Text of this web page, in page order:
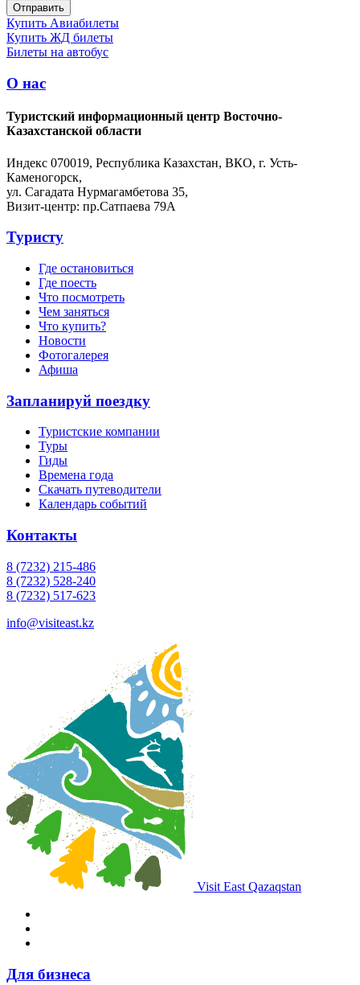
Купить Авиабилеты
Купить ЖД билеты
Билеты на автобус
О нас
Туристский информационный центр Восточно-
Казахстанской области
Индекс 070019, Республика Казахстан, ВКО, г. Усть-
Каменогорск,
ул. Сагадата Нурмагамбетова 35,
Визит-центр: пр.Сатпаева 79А
Туристу
Где остановиться
Где поесть
Что посмотреть
Чем заняться
Что купить?
Новости
Фотогалерея
Афиша
Запланируй поездку
Туристские компании
Туры
Гиды
Времена года
Скачать путеводители
Календарь событий
Контакты
8 (7232) 215-486
8 (7232) 528-240
8 (7232) 517-623
info@visiteast.kz
Visit East Qazaqstan
Для бизнеса